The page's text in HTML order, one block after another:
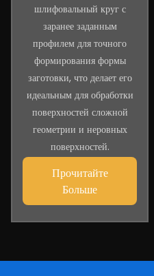
шлифовальный круг с
заранее заданным
профилем для точного
формирования формы
заготовки, что делает его
идеальным для обработки
поверхностей сложной
геометрии и неровных
поверхностей.
Прочитайте
Больше